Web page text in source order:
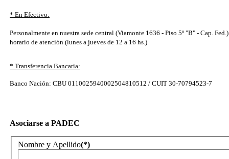
* En Efectivo:
Personalmente en nuestra sede central (Viamonte 1636 - Piso 5º "B" - Cap.
horario de atención (lunes a jueves de 12 a 16 hs.)
* Transferencia Bancaria:
Banco Nación: CBU 0110025940002504810512 / CUIT 30-70794523-7
Asociarse a PADEC
Nombre y Apellido(*)